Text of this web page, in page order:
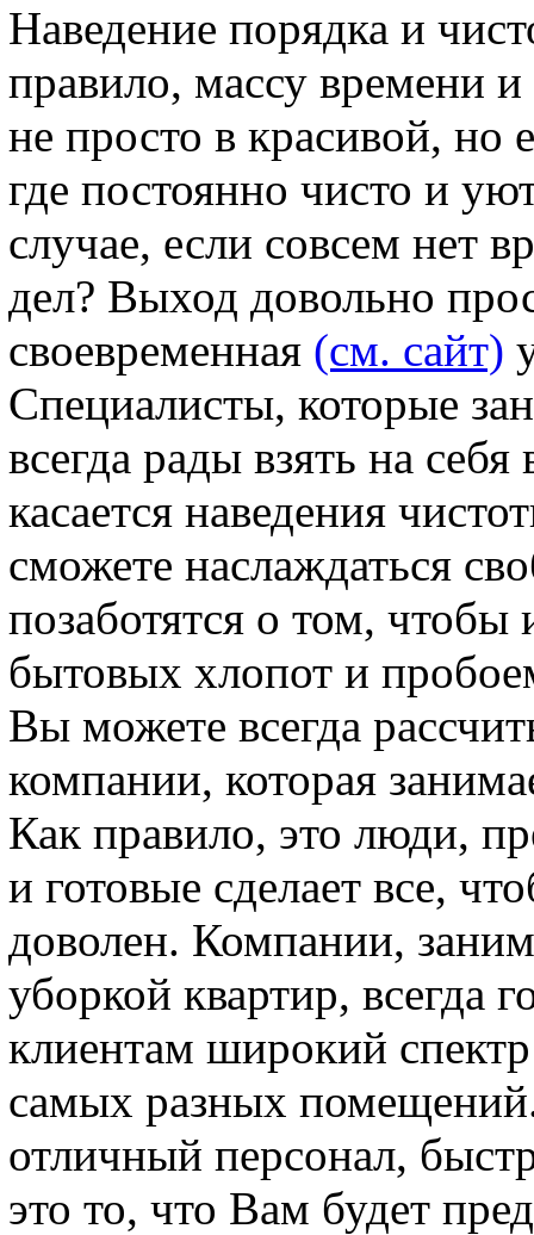
Наведение порядка и
правило, массу времени
не просто в красивой, но
где постоянно чисто и
случае, если совсем нет
дел? Выход довольно
своевременная (см. сайт)
Специалисты, которые
всегда рады взять на
касается наведения
сможете наслаждаться
позаботятся о том, чтобы
бытовых хлопот и
Вы можете всегда
компании, которая
Как правило, это люди,
и готовые сделает все,
доволен. Компании,
уборкой квартир, всегда
клиентам широкий
самых разных
отличный персонал,
это то, что Вам будет